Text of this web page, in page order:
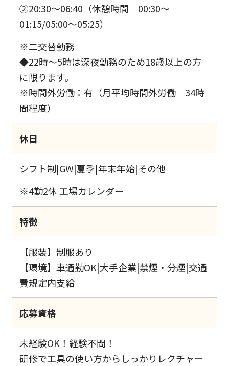
②20:30～06:40（休憩時間 00:30～
01:15/05:00～05:25）
※二交替勤務
◆22時～5時は深夜勤務のため18歳以上の方
に限ります。
※時間外労働：有（月平均時間外労働 34時
間程度）
休日
シフト制|GW|夏季|年末年始|その他
※4勤2休 工場カレンダー
特徴
【服装】制服あり
【環境】車通勤OK|大手企業|禁煙・分煙|交通
費規定内支給
応募資格
未経験OK！経験不問！
研修で工具の使い方からしっかりレクチャー